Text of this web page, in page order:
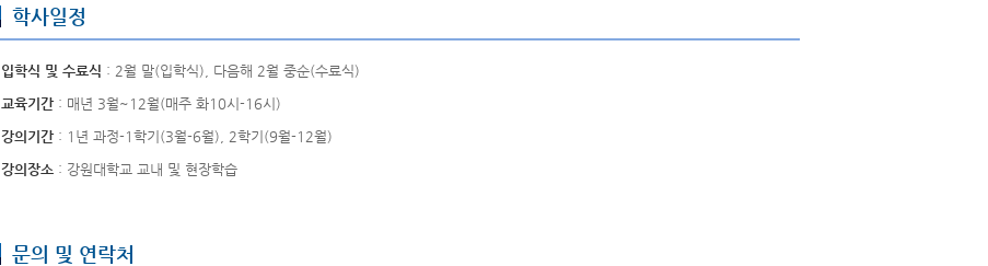
학사일정
입학식 및 수료식 : 2월 말(입학식), 다음해 2월 중순(수료식)
교육기간 : 매년 3월~12월(매주 화10시-16시)
강의기간 : 1년 과정-1학기(3월-6월), 2학기(9월-12월)
강의장소 : 강원대학교 교내 및 현장학습
문의 및 연락처